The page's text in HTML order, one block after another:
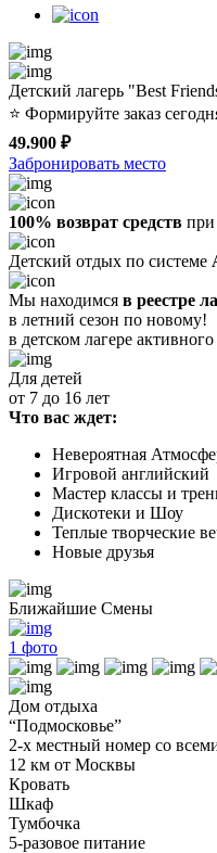
Детский лагерь "Best
⭐️ Формируйте заказ
49.900 ₽
Забронировать место
100% возврат средств при
Детский отдых по системе
Мы находимся в реестре
в летний сезон по новому!
в детском лагере
Для детей
от 7 до 16 лет
Что вас ждет:
Невероятная
Игровой английский
Мастер классы и
Дискотеки и Шоу
Теплые творческие
Новые друзья
Ближайшие Смены
1 фото
Дом отдыха
“Подмосковье”
2-х местный номер со
12 км от Москвы
Кровать
Шкаф
Тумбочка
5-разовое питание